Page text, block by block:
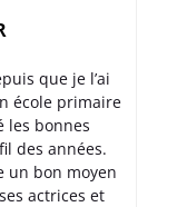
que je l’ai
école primaire
les bonnes
des années.
un bon moyen
actrices et